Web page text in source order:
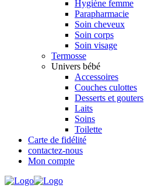
Hygiène femme
Parapharmacie
Soin cheveux
Soin corps
Soin visage
Termosse
Univers bébé
Accessoires
Couches culottes
Desserts et gouters
Laits
Soins
Toilette
Carte de fidélité
contactez-nous
Mon compte